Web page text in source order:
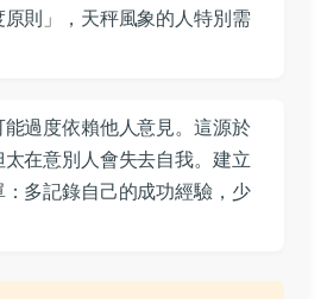
則」，天秤風象的人特別需
過度依賴他人意見。這源於
在意別人會失去自我。建立
多記錄自己的成功經驗，少